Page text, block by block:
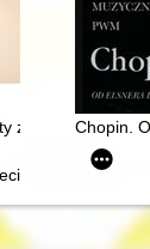
z Paryża 1839-
Chopin.
- w darze